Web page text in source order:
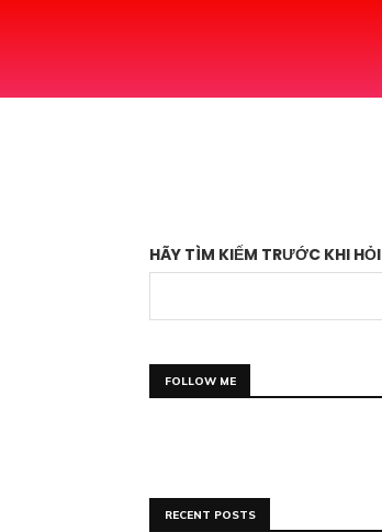
HÃY TÌM KIẾM TRƯỚC KHI HỎI
FOLLOW ME
RECENT POSTS